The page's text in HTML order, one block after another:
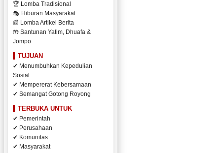
🏆 Lomba Tradisional
🎭 Hiburan Masyarakat
📰 Lomba Artikel Berita
🤲 Santunan Yatim, Dhuafa &
Jompo
TUJUAN
✔ Menumbuhkan Kepedulian
Sosial
✔ Mempererat Kebersamaan
✔ Semangat Gotong Royong
TERBUKA UNTUK
✔ Pemerintah
✔ Perusahaan
✔ Komunitas
✔ Masyarakat